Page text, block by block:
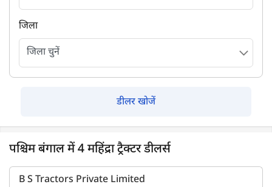
जिला
डीलर खोजें
पश्चिम बंगाल में 4 महिंद्रा ट्रैक्टर डीलर्स
B S Tractors Private Limited